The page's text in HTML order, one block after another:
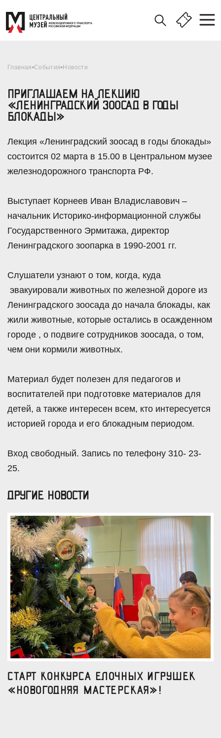
Главная События Новости
ПРИГЛАШАЕМ НА ЛЕКЦИЮ
«ЛЕНИНГРАДСКИЙ ЗООСАД В ГОДЫ
БЛОКАДЫ»
Лекция «Ленинградский зоосад в годы блокады»
состоится 02 марта в 15.00 в Центральном музее
железнодорожного транспорта РФ.
Выступает Корнеев Иван Владиславович –
начальник Историко-информационной службы
Государственного Эрмитажа, директор
Ленинградского зоопарка в 1990-2001 гг.
Слушатели узнают о том, когда, куда
эвакуировали животных по железной дороге из
Ленинградского зоосада до начала блокады, как
жили животные, которые остались в осажденном
городе , о подвиге сотрудников зоосада, о том,
чем они кормили животных.
Материал будет полезен для педагогов и
воспитателей при подготовке материалов для
детей, а также интересен всем, кто интересуется
историей города и его блокадным периодом.
Вход свободный. Запись по телефону 310- 23-
25.
ДРУГИЕ НОВОСТИ
Старт конкурса елочных игрушек
«Новогодняя мастерская»!